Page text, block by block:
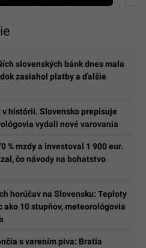
slovenských bánk dnes mala
zasiahol platby a ďalšie
v histórii. Slovensko prepisuje
vydali nové varovania
% mzdy a investoval 1 900 eur.
čo návody na bohatstvo
horúčav na Slovensku: Teploty
ako 10 stupňov, meteorológovia
s varením piva: Bratia